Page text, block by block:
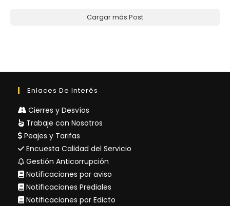
Cargar más Post
Enlaces De Interés
Cierres y Desvíos
Trabaje con Nosotros
Peajes y Tarifas
Encuesta Calidad del Servicio
Gestión Anticorrupción
Notificaciones por aviso
Notificaciones Prediales
Notificaciones por Edicto